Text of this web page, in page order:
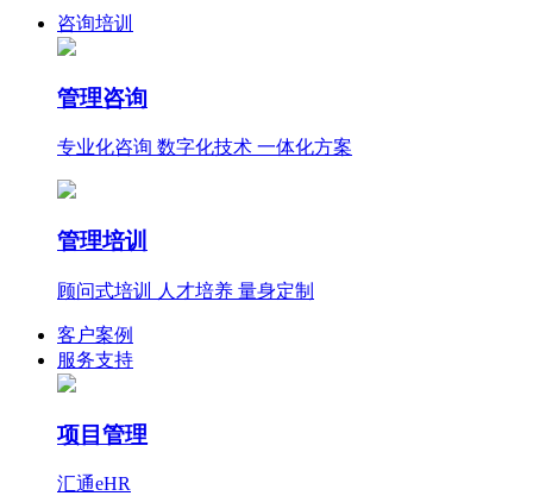
咨询培训
管理咨询
专业化咨询 数字化技术 一体化方案
管理培训
顾问式培训 人才培养 量身定制
客户案例
服务支持
项目管理
汇通eHR